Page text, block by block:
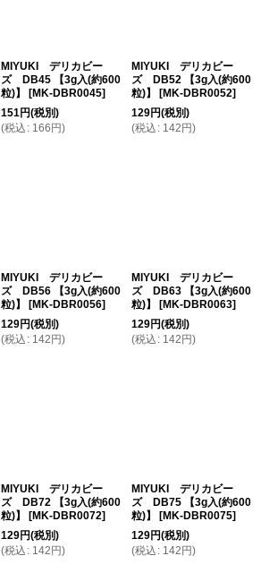
MIYUKI デリカビー
ズ DB45 【3g入(約600
粒)】
[MK-DBR0045]
151円(税別)
(税込 : 166 円)
MIYUKI デリカビー
ズ DB52 【3g入(約600
粒)】
[MK-DBR0052]
129円(税別)
(税込 : 142 円)
MIYUKI デリカビー
ズ DB56 【3g入(約600
粒)】
[MK-DBR0056]
129円(税別)
(税込 : 142 円)
MIYUKI デリカビー
ズ DB63 【3g入(約600
粒)】
[MK-DBR0063]
129円(税別)
(税込 : 142 円)
MIYUKI デリカビー
ズ DB72 【3g入(約600
粒)】
[MK-DBR0072]
129円(税別)
(税込 : 142 円)
MIYUKI デリカビー
ズ DB75 【3g入(約600
粒)】
[MK-DBR0075]
129円(税別)
(税込 : 142 円)